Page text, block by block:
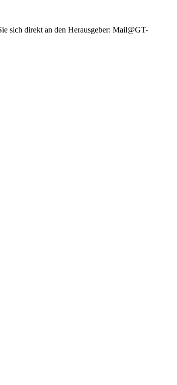
sich direkt an den Herausgeber: Mail@GT-